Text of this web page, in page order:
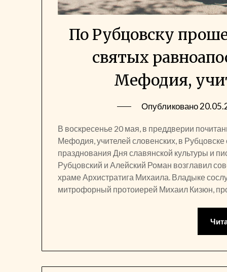
По Рубцовску
святых
Мефодия,
Опубликовано
В воскресенье 20 мая, в преддверии
Мефодия, учителей словенских, в
празднования Дня славянской культуры и
Рубцовский и Алейский Роман возглавил
храме Архистратига Михаила. Владыке
митрофорный протоиерей Михаил Кизюн,